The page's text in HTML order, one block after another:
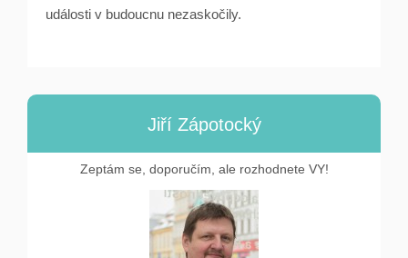
události v budoucnu nezaskočily.
Jiří Zápotocký
Zeptám se, doporučím, ale rozhodnete VY!